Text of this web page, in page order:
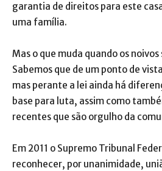
garantia de direitos para este
uma família.
Mas o que muda quando os noivos
Sabemos que de um ponto de
mas perante a lei ainda há
base para luta, assim como
recentes que são orgulho da
Em 2011 o Supremo Tribunal
reconhecer, por unanimidade,